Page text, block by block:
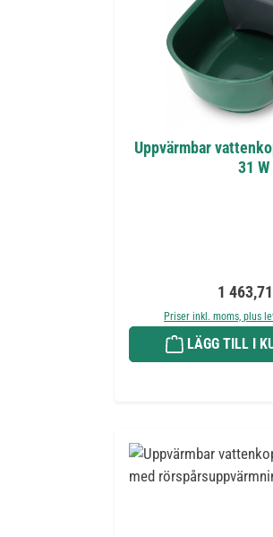
Uppvärmbar
31 W
Ordinarie
1
Priser inkl. moms, plus
LÄGG TILL I